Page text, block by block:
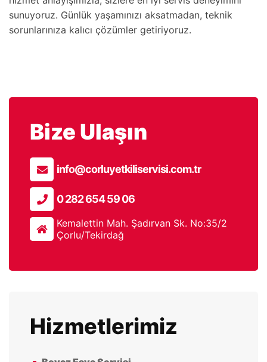
Bize Ulaşın
info@corluyetkiliservisi.com.tr
0 282 654 59 06
Kemalettin Mah. Şadırvan Sk. No:35/2
Çorlu/Tekirdağ
Hizmetlerimiz
sunuyoruz. Günlük yaşamınızı aksatmadan, teknik
sorunlarınıza kalıcı çözümler getiriyoruz.